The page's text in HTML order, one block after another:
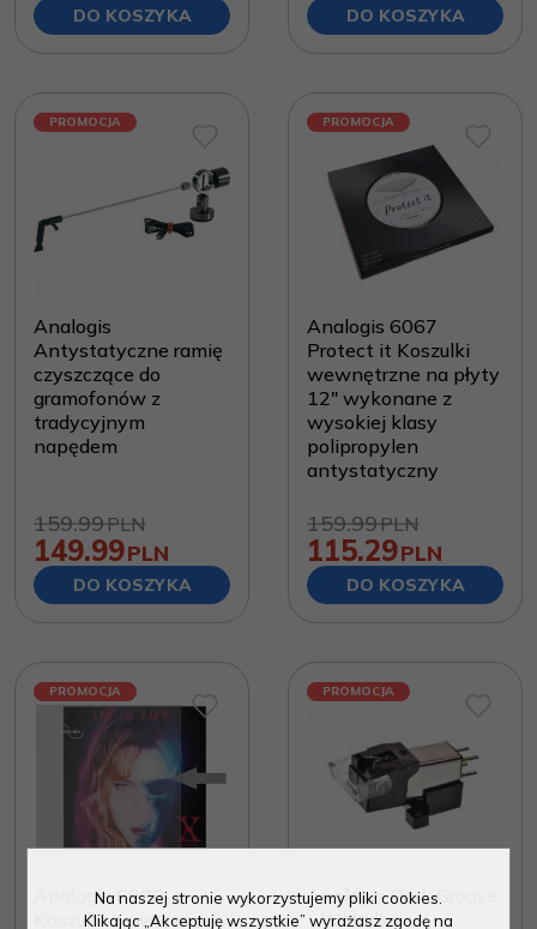
DO KOSZYKA DO KOSZYKA
PROMOCJA
Analogis
Antystatyczne ramię
czyszczące do
gramofonów z
tradycyjnym
napędem
159.99PLN
149.99PLN
DO KOSZYKA
PROMOCJA
Analogis 6067
Protect it Koszulki
wewnętrzne na płyty
12" wykonane z
wysokiej klasy
polipropylen
antystatyczny
159.99PLN
115.29PLN
DO KOSZYKA
PROMOCJA
Analogis 6090
Koszulki zewnętrzne
PROMOCJA
Analogis Dark Groove
- Wkładka
Na naszej stronie wykorzystujemy pliki cookies.
Klikając „Akceptuję wszystkie” wyrażasz zgodę na